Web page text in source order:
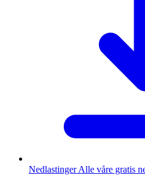
Nedlastinger Alle våre gratis